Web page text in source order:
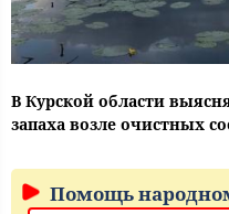
В Курской области
запаха возле очистных
Помощь